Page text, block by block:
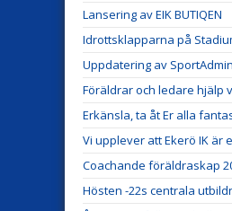
Lansering av EIK BUTIQEN
Idrottsklapparna på
Uppdatering av
Föräldrar och ledare
Erkänsla, ta åt Er alla
Vi upplever att Ekerö IK
Coachande föräldraskap
Hösten -22s centrala